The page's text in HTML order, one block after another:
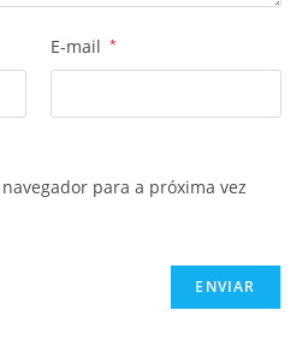
E-mail *
para a próxima vez